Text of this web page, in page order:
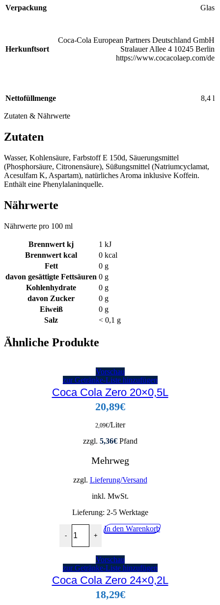
Verpackung Glas
Herkunftsort
Coca-Cola European Partners Deutschland GmbH
Stralauer Allee 4 10245 Berlin
https://www.cocacolaep.com/de
Nettofüllmenge 8,4 l
Zutaten & Nährwerte
Zutaten
Wasser, Kohlensäure, Farbstoff E 150d, Säuerungsmittel
(Phosphorsäure, Citronensäure), Süßungsmittel (Natriumcyclamat,
Acesulfam K, Aspartam), natürliches Aroma inklusive Koffein.
Enthält eine Phenylalaninquelle.
Nährwerte
Nährwerte pro 100 ml
Brennwert kj 1 kJ
Brennwert kcal
0 kcal
Fett
0 g
davon gesättigte Fettsäuren 0 g
Kohlenhydrate
0 g
davon Zucker 0 g
Eiweiß
0 g
Salz
< 0,1 g
Ähnliche Produkte
Vorschau
zur Getränke-Liste hinzufügen
Coca Cola Zero 20×0,5L
20,89€
2,09€/Liter
zzgl. 5,36€Pfand
Mehrweg
zzgl. Lieferung/Versand
inkl. MwSt.
Lieferung: 2-5 Werktage
-
Coca Cola Zero 20x0,5L Menge
+
In den Warenkorb
Vorschau
zur Getränke-Liste hinzufügen
Coca Cola Zero 24×0,2L
18,29€